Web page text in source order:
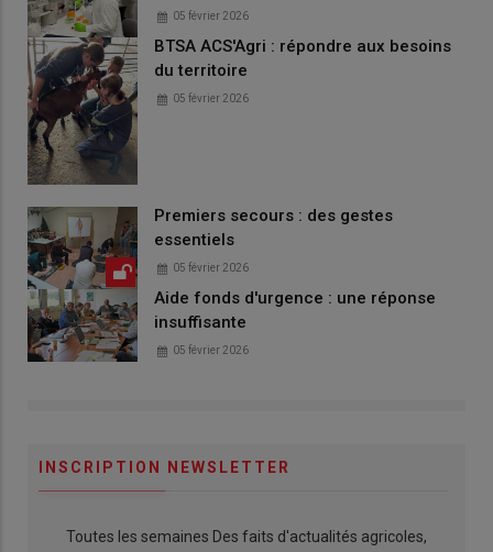
05 février 2026
BTSA ACS'Agri : répondre aux besoins
du territoire
05 février 2026
Premiers secours : des gestes
essentiels
05 février 2026
Aide fonds d'urgence : une réponse
insuffisante
05 février 2026
INSCRIPTION NEWSLETTER
Toutes les semaines Des faits d'actualités agricoles,